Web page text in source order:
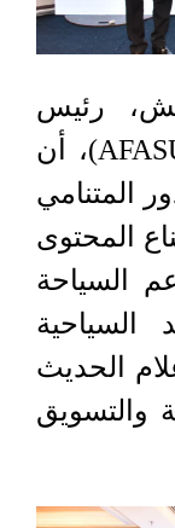
رئيس
الاتحاد الأفريقي الآسيوي (AFASU)، أن
المتنامي
المحتوى
السياحة
السياحية
الحديث
والتسويق